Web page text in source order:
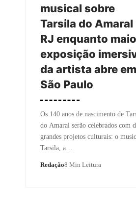
musical sobre
Tarsila do Amaral
RJ enquanto
exposição
da artista abre em
São Paulo
Os 140 anos de nascimento de
do Amaral serão celebrados com
grandes projetos culturais: o
Tarsila, a…
Redação8 Min Leitura